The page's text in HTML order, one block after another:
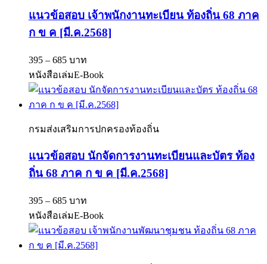
แนวข้อสอบ เจ้าพนักงานทะเบียน ท้องถิ่น 68 ภาค
ก ข ค [มี.ค.2568]
395 – 685 บาท
หนังสือเล่มE-Book
กรมส่งเสริมการปกครองท้องถิ่น
แนวข้อสอบ นักจัดการงานทะเบียนและบัตร ท้อง
ถิ่น 68 ภาค ก ข ค [มี.ค.2568]
395 – 685 บาท
หนังสือเล่มE-Book